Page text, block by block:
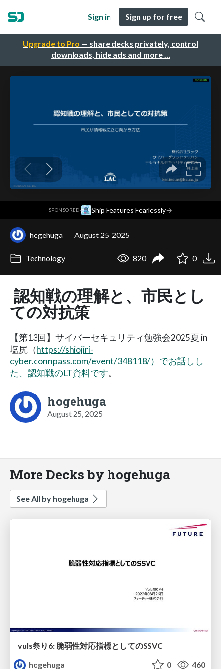
Upgrade to Pro — share decks privately, control
downloads, hide ads and more …
Sign in Sign up for free
SPONSORED· Ship Features Fearlessly→
hogehuga August 25, 2025
Technology 820 0
認知戦の理解と、市民とし
ての対抗策
【第13回】サイバーセキュリティ勉強会2025夏 in
塩尻（https://shiojiri-
cyber.connpass.com/event/348118/）でお話しし
た、認知戦のLT資料です。
hogehuga
August 25, 2025
More Decks by hogehuga
See All by hogehuga
vuls祭り6: 脆弱性対応指標としてのSSVC
hogehuga
0 460